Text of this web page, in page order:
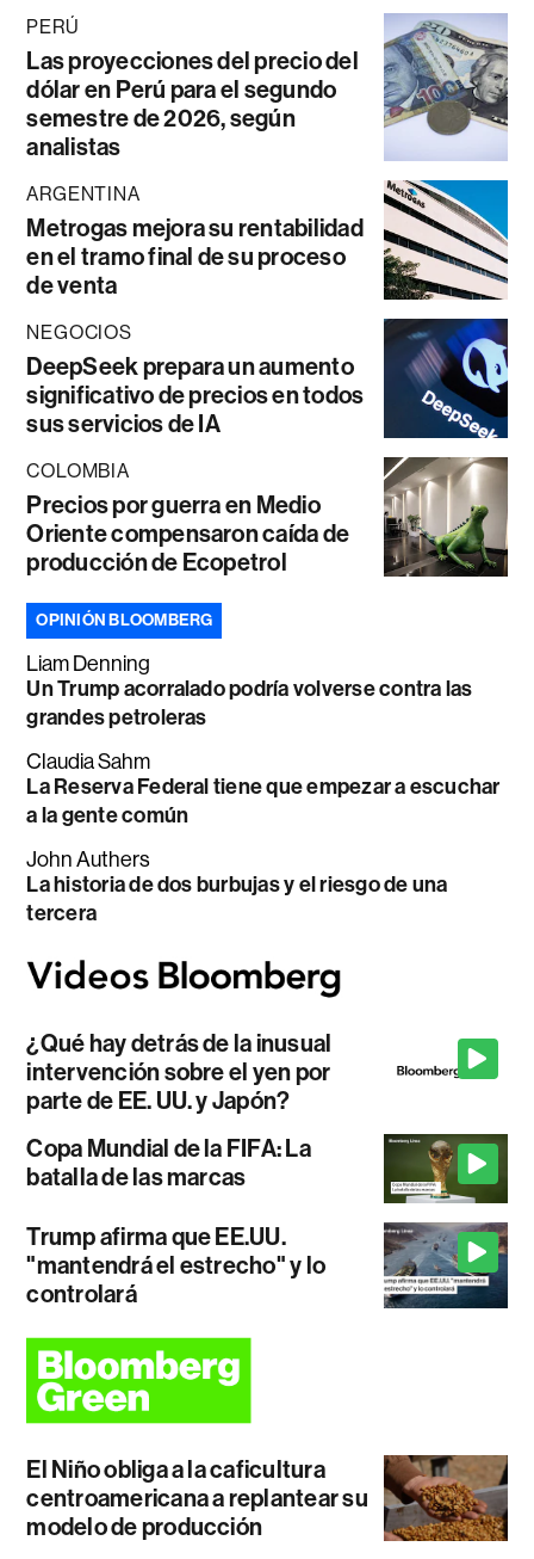
PERÚ
Las proyecciones del precio del
dólar en Perú para el segundo
semestre de 2026, según
analistas
ARGENTINA
Metrogas mejora su rentabilidad
en el tramo final de su proceso
de venta
NEGOCIOS
DeepSeek prepara un aumento
significativo de precios en todos
sus servicios de IA
COLOMBIA
Precios por guerra en Medio
Oriente compensaron caída de
producción de Ecopetrol
OPINIÓN BLOOMBERG
Liam Denning
Un Trump acorralado podría volverse contra las
grandes petroleras
Claudia Sahm
La Reserva Federal tiene que empezar a escuchar
a la gente común
John Authers
La historia de dos burbujas y el riesgo de una
tercera
¿Qué hay detrás de la inusual
intervención sobre el yen por
parte de EE. UU. y Japón?
Copa Mundial de la FIFA: La
batalla de las marcas
Trump afirma que EE.UU.
"mantendrá el estrecho" y lo
controlará
El Niño obliga a la caficultura
centroamericana a replantear su
modelo de producción